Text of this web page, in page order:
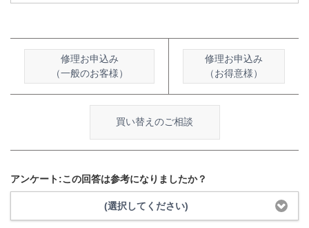
修理お申込み
（一般のお客様）
修理お申込み
（お得意様）
買い替えのご相談
アンケート:この回答は参考になりましたか？
(選択してください)